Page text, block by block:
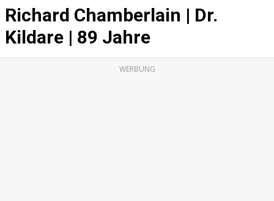
Richard Chamberlain | Dr.
Kildare | 89 Jahre
WERBUNG